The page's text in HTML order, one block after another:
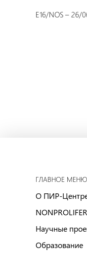
E16/NOS – 26/
ГЛАВНОЕ МЕНЮ
О ПИР-
Научные
Образование